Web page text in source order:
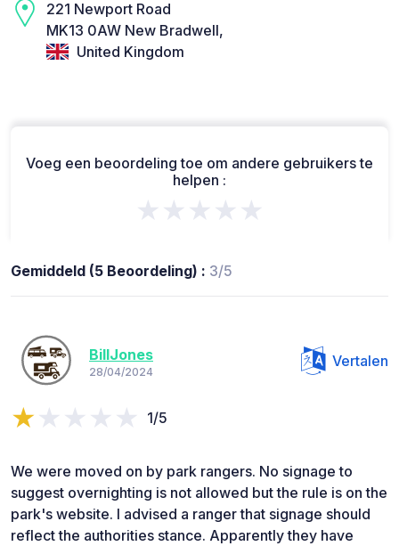
221 Newport Road
MK13 0AW New Bradwell,
United Kingdom
Voeg een beoordeling toe om andere gebruikers te
helpen :
★★★★★
Gemiddeld (5 Beoordeling) : 3/5
BillJones
28/04/2024
Vertalen
1/5
We were moved on by park rangers. No signage to
suggest overnighting is not allowed but the rule is on the
park's website. I advised a ranger that signage should
reflect the authorities stance. Apparently they have